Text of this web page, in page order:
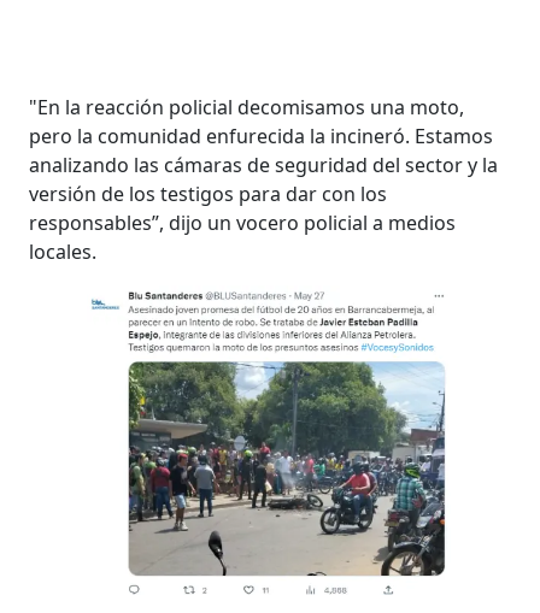
"En la reacción policial decomisamos una moto,
pero la comunidad enfurecida la incineró. Estamos
analizando las cámaras de seguridad del sector y la
versión de los testigos para dar con los
responsables”, dijo un vocero policial a medios
locales.